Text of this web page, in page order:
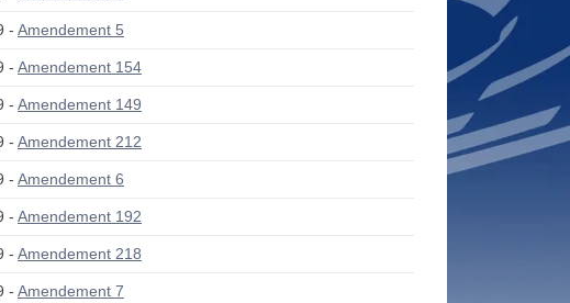
- Amendement 5
- Amendement 154
- Amendement 149
- Amendement 212
- Amendement 6
- Amendement 192
- Amendement 218
- Amendement 7